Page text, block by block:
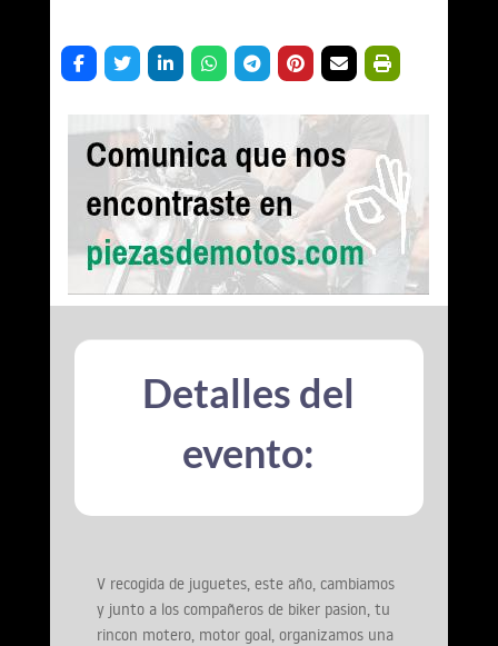
Detalles del
evento:
V recogida de juguetes, este año, cambiamos
y junto a los compañeros de biker pasion, tu
rincon motero, motor goal, organizamos una